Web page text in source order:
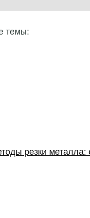
темы:
резки металла: